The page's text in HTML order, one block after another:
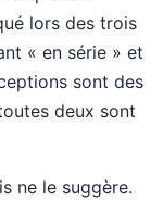
lors des trois
« en série » et
sont des
deux sont
ne le suggère.